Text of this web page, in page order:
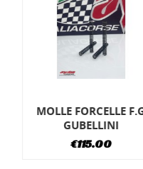
MOLLE FORCELLE F.G
GUBELLINI
€115.00